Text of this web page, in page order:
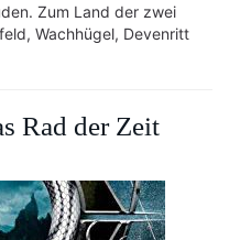
Zum Land der zwei
Wachhügel, Devenritt
Rad der Zeit